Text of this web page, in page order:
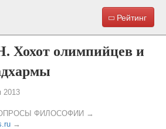
Рейтинг
Хохот олимпийцев и
2013
ФИЛОСОФИИ →
→